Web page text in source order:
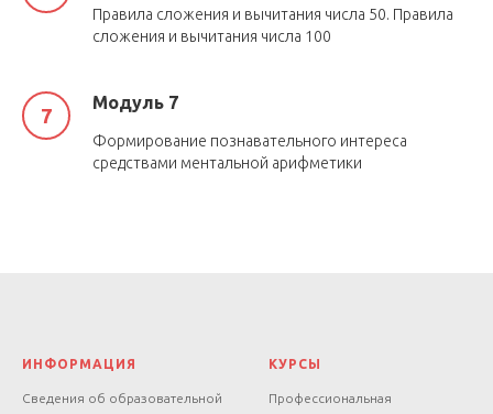
Правила сложения и вычитания числа 50. Правила
сложения и вычитания числа 100
Модуль 7
Формирование познавательного интереса
средствами ментальной арифметики
ИНФОРМАЦИЯ
Сведения об образовательной
КУРСЫ
Профессиональная